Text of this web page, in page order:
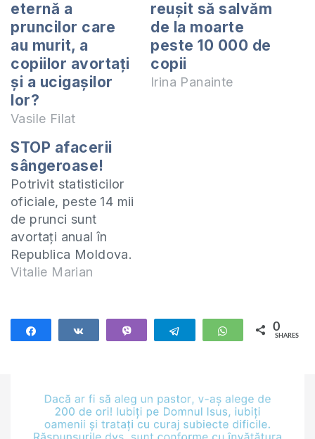
eternă a
pruncilor care
au murit, a
copiilor avortaţi
şi a ucigaşilor
lor?
Vasile Filat
reușit să salvăm
de la moarte
peste 10 000 de
copii
Irina Panainte
STOP afacerii
sângeroase!
Potrivit statisticilor
oficiale, peste 14 mii
de prunci sunt
avortaţi anual în
Republica Moldova.
Neoficial, acest
sau circa 200 de
prunci în zi. Din
noastră, acesta
devenind, de altfel
ca în multe alte ţări,
Vitalie Marian
Telegram WhatsApp
0
SHARES